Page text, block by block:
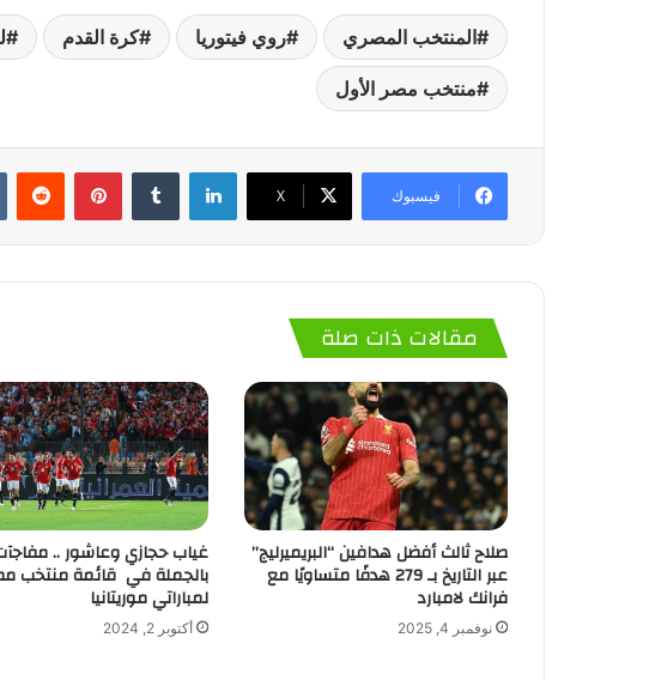
المنتخب المصري روي فيتوريا كرة القدم
منتخب مصر الأول
فيسبوك ‫X
لينكدإن بينتيريست
مقالات ذات صلة
صلاح ثالث أفضل هدافين “البريميرليج”
عبر التاريخ بـ 279 هدفًا متساويًا مع
فرانك لامبارد
نوفمبر 4, 2025
غياب حجازي وعاشور ..
بالجملة في قائمة منتخب
لمباراتي موريتانيا
أكتوبر 2, 2024